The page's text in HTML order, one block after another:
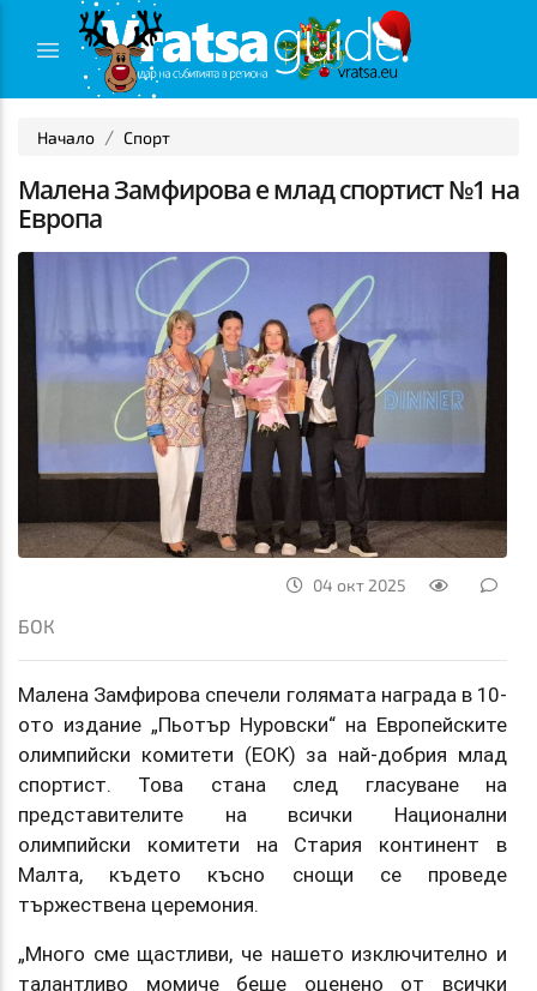
Начало Спорт
Малена Замфирова е млад спортист №1 на
Европа
04 окт 2025
БОК
Малена Замфирова спечели голямата награда в 10-
ото издание „Пьотър Нуровски“ на Европейските
олимпийски комитети (ЕОК) за най-добрия млад
спортист. Това стана след гласуване на
представителите на всички Национални
олимпийски комитети на Стария континент в
Малта, където късно снощи се проведе
тържествена церемония.
„Много сме щастливи, че нашето изключително и
талантливо момиче беше оценено от всички